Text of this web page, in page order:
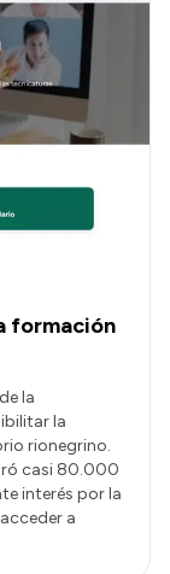
formación
la
la
rionegrino.
casi 80.000
interés por la
a